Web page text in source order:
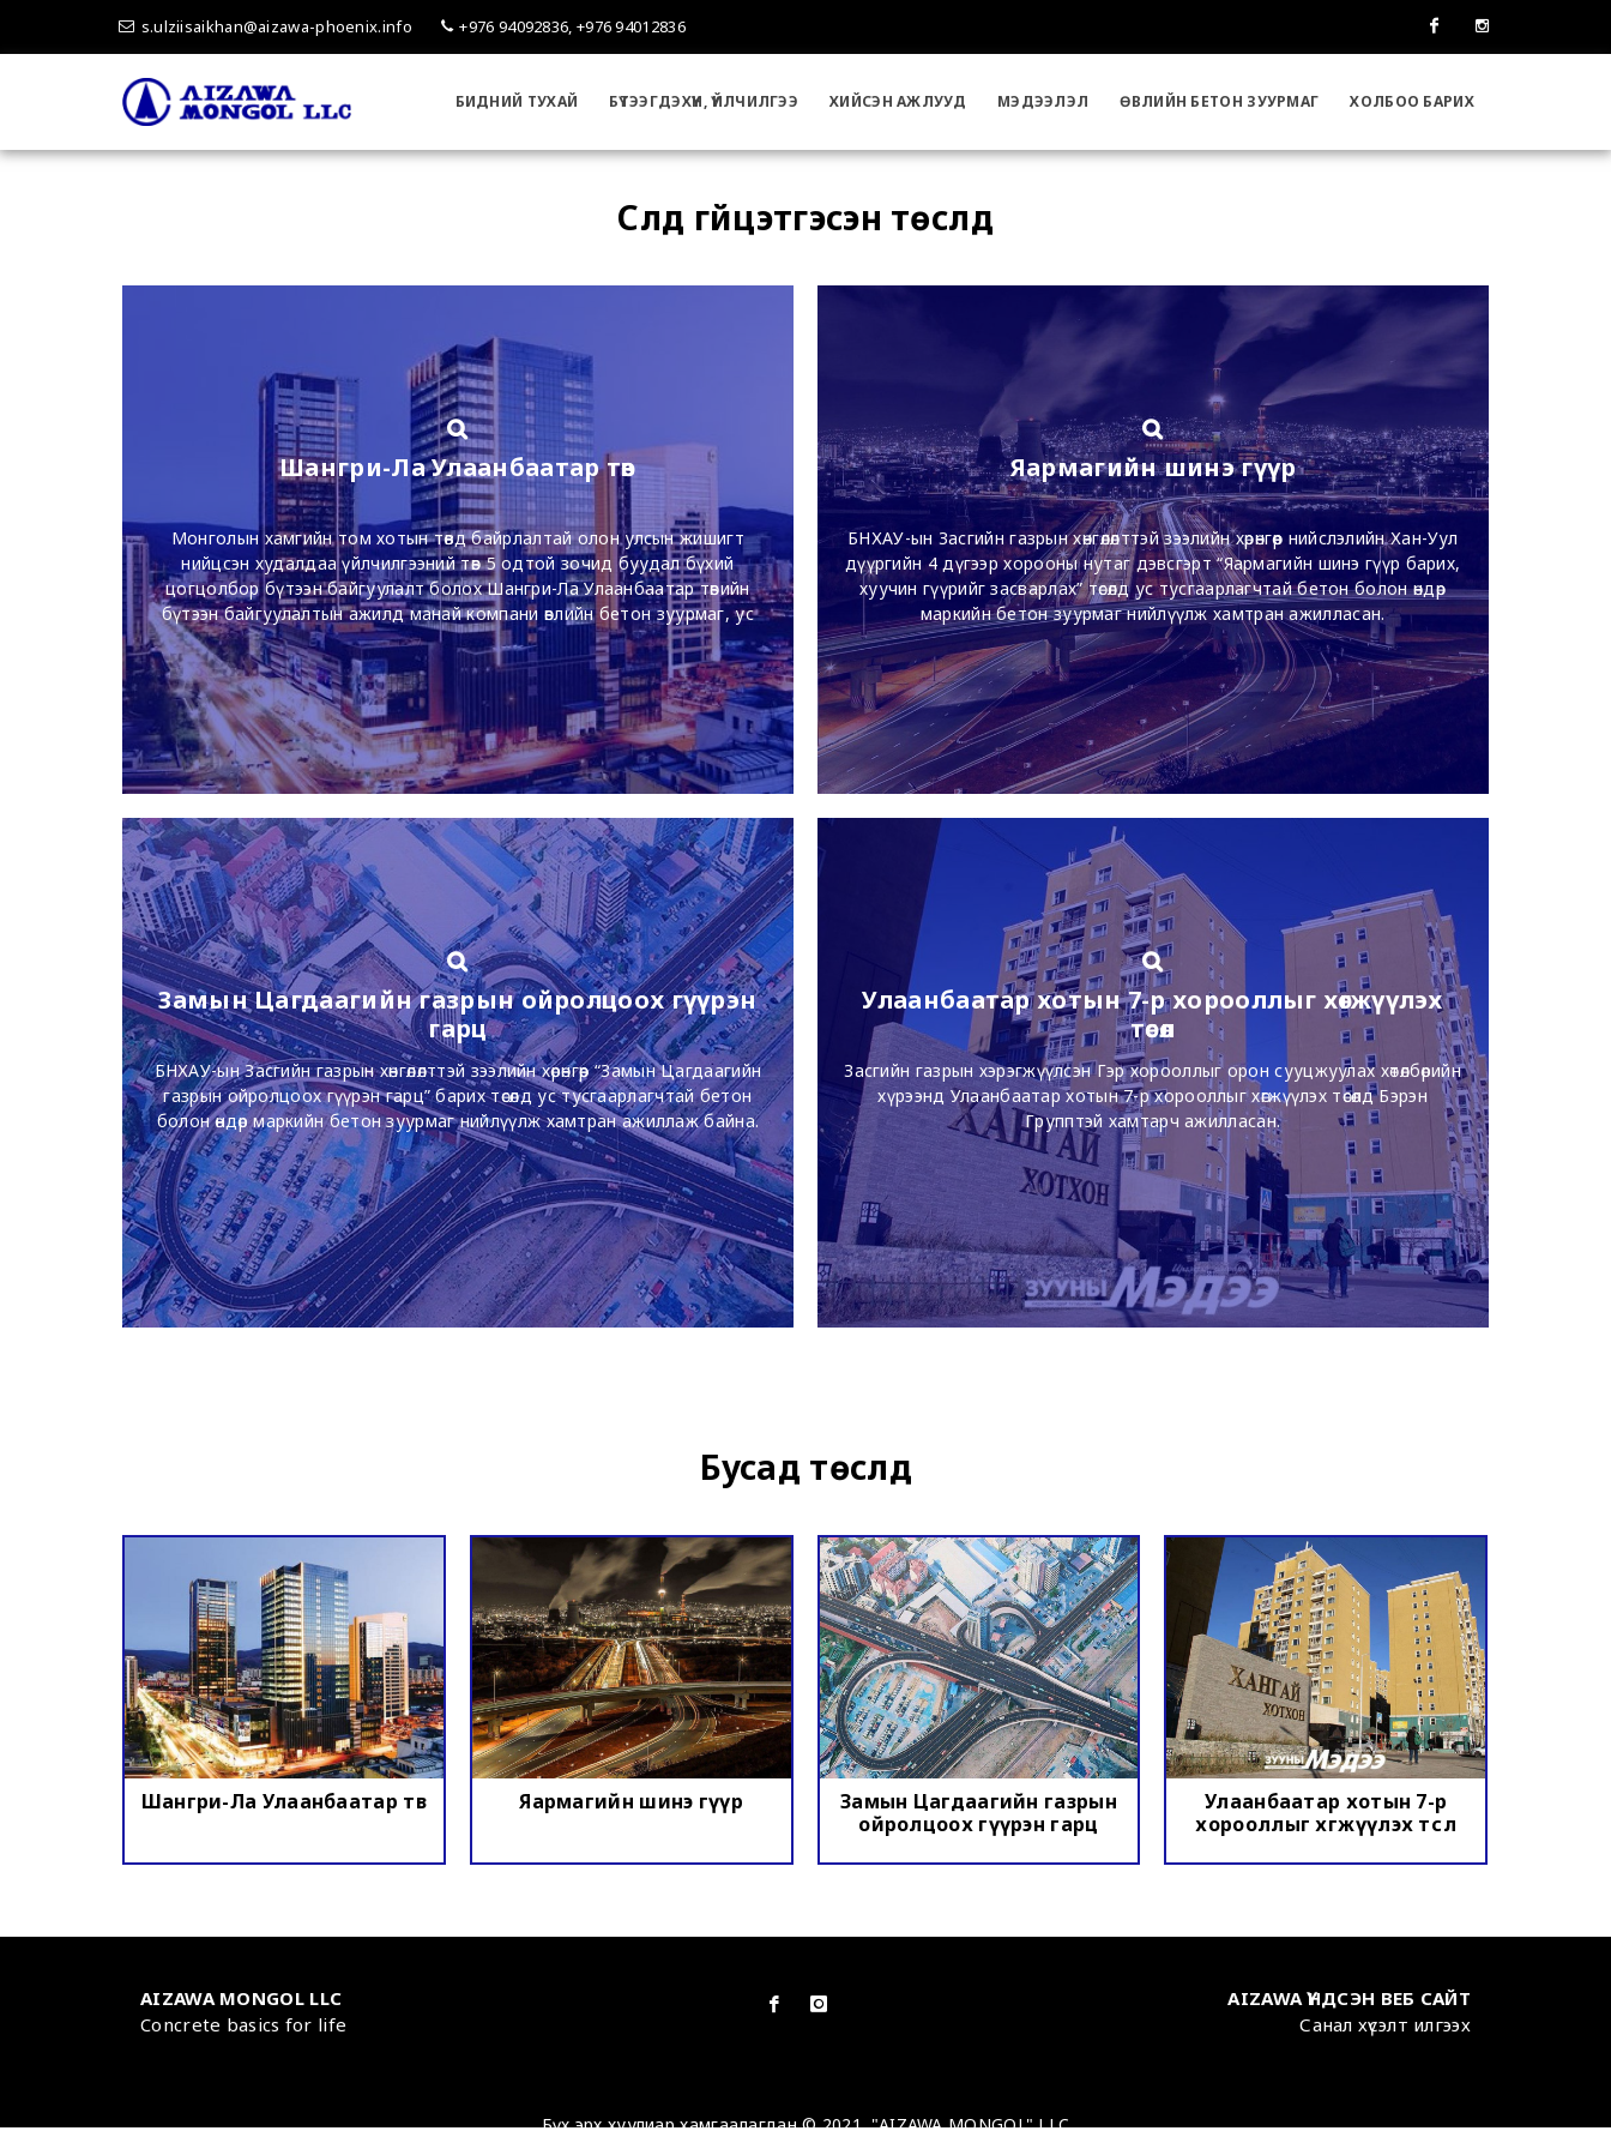
s.ulziisaikhan@aizawa-phoenix.info +976 94092836, +976 94012836
БИДНИЙ ТУХАЙ БҮТЭЭГДЭХҮҮН, ҮЙЛЧИЛГЭЭ ХИЙСЭН АЖЛУУД МЭДЭЭЛЭЛ ӨВЛИЙН БЕТОН ЗУУРМАГ ХОЛБОО БАРИХ
Сүүлд гүйцэтгэсэн төслүүд
Шангри-Ла Улаанбаатар төв
Монголын хамгийн том хотын төвд байрлалтай олон улсын жишигт
нийцсэн худалдаа үйлчилгээний төв 5 одтой зочид буудал бүхий
цогцолбор бүтээн байгуулалт болох Шангри-Ла Улаанбаатар төвийн
бүтээн байгуулалтын ажилд манай компани өвлийн бетон зуурмаг, ус
тусгаарлагчтай бетон зуурмаг болон өндөр маркийн бетон зуурмаг
нийлүүлж хатран ажилласан.
Яармагийн шинэ гүүр
БНХАУ-ын Засгийн газрын хөнгөлөлттэй зээлийн хөрөнгөөр нийслэлийн Хан-Уул
дүүргийн 4 дүгээр хорооны нутаг дэвсгэрт “Яармагийн шинэ гүүр барих,
хуучин гүүрийг засварлах” төсөлд ус тусгаарлагчтай бетон болон өндөр
маркийн бетон зуурмаг нийлүүлж хамтран ажилласан.
Замын Цагдаагийн газрын ойролцоох гүүрэн
гарц
БНХАУ-ын Засгийн газрын хөнгөлөлттэй зээлийн хөрөнгөөр “Замын Цагдаагийн
газрын ойролцоох гүүрэн гарц” барих төсөлд ус тусгаарлагчтай бетон
болон өндөр маркийн бетон зуурмаг нийлүүлж хамтран ажиллаж байна.
Улаанбаатар хотын 7-р хорооллыг хөгжүүлэх
төсөл
Засгийн газрын хэрэгжүүлсэн Гэр хорооллыг орон сууцжуулах хөтөлбөрийн
хүрээнд Улаанбаатар хотын 7-р хорооллыг хөгжүүлэх төсөлд Бэрэн
Групптэй хамтарч ажилласан.
Бусад төслүүд
Шангри-Ла Улаанбаатар төв Яармагийн шинэ гүүр
Замын Цагдаагийн газрын
ойролцоох гүүрэн гарц
Улаанбаатар хотын 7-р
хорооллыг хөгжүүлэх төсөл
AIZAWA MONGOL LLC
Concrete basics for life
AIZAWA ҮНДСЭН ВЕБ САЙТ
Санал хүсэлт илгээх
Бүх эрх хуулиар хамгаалагдан © 2021. "AIZAWA MONGOL" LLC